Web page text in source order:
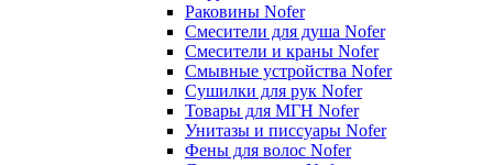
Раковины Nofer
Смесители для душа Nofer
Смесители и краны Nofer
Смывные устройства Nofer
Сушилки для рук Nofer
Товары для МГН Nofer
Унитазы и писсуары Nofer
Фены для волос Nofer